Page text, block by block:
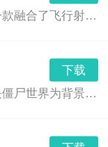
特种兵荒野吃鸡红包版是一款融合了飞行射击、角色扮演和射击冒险等多种玩法的游戏。玩家将扮演一名特种兵，在荒野中展开一场刺激的生存之战。游戏中，玩家需要利用各种武器和技能，与敌人展开激烈的战斗，同时还要面对各种危险和挑战，如巨型boss、恶劣天气等。此外，游戏中还融入了红包奖励机制，玩家可以通过完成任务或击败敌人获得红包奖励，与其他玩家进行互动交流。
下载
方块僵尸杀手是一款以方块僵尸世界为背景的飞行射击游戏。在这个世界里，你需要面对不断涌现的僵尸，使用各种武器和道具，来保卫你的家园，寻找生存之路。